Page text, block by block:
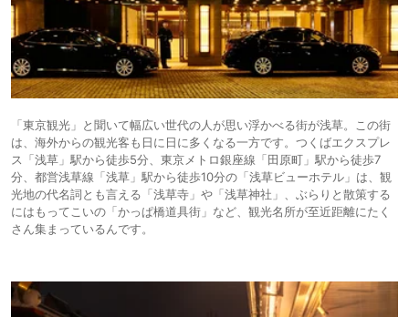
「東京観光」と聞いて幅広い世代の人が思い浮かべる街が浅草。この街
は、海外からの観光客も日に日に多くなる一方です。つくばエクスプレ
ス「浅草」駅から徒歩5分、東京メトロ銀座線「田原町」駅から徒歩7
分、都営浅草線「浅草」駅から徒歩10分の「浅草ビューホテル」は、観
光地の代名詞とも言える「浅草寺」や「浅草神社」、ぶらりと散策する
にはもってこいの「かっぱ橋道具街」など、観光名所が至近距離にたく
さん集まっているんです。